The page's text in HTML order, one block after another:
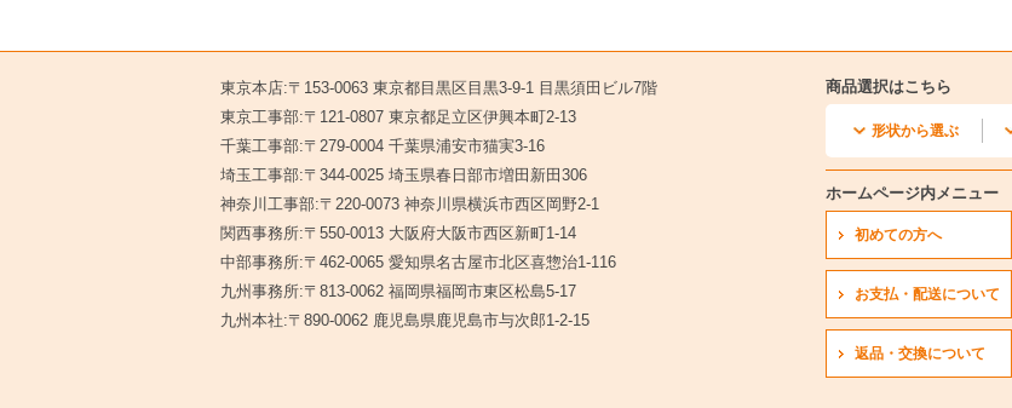
東京本店:〒153-0063 東京都目黒区目黒3-9-1 目黒須田ビル7階
東京工事部:〒121-0807 東京都足立区伊興本町2-13
千葉工事部:〒279-0004 千葉県浦安市猫実3-16
埼玉工事部:〒344-0025 埼玉県春日部市増田新田306
神奈川工事部:〒220-0073 神奈川県横浜市西区岡野2-1
関西事務所:〒550-0013 大阪府大阪市西区新町1-14
中部事務所:〒462-0065 愛知県名古屋市北区喜惣治1-116
九州事務所:〒813-0062 福岡県福岡市東区松島5-17
九州本社:〒890-0062 鹿児島県鹿児島市与次郎1-2-15
商品選択はこちら
形状から選ぶ
天井カセット1方向形
天井カセット2方向形
壁埋込形
フリービルトイン形
床置形
天井カセット小能力形
ホームページ内メニュー
初めての方へ
お支払・配送について
返品・交換について